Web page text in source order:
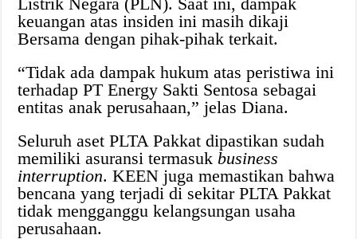
keuangan atas insiden ini masih dikaji
Bersama dengan pihak-pihak terkait.
“Tidak ada dampak hukum atas peristiwa ini
terhadap PT Energy Sakti Sentosa sebagai
entitas anak perusahaan,” jelas Diana.
Seluruh aset PLTA Pakkat dipastikan sudah
memiliki asuransi termasuk business
interruption. KEEN juga memastikan bahwa
bencana yang terjadi di sekitar PLTA Pakkat
tidak mengganggu kelangsungan usaha
perusahaan.